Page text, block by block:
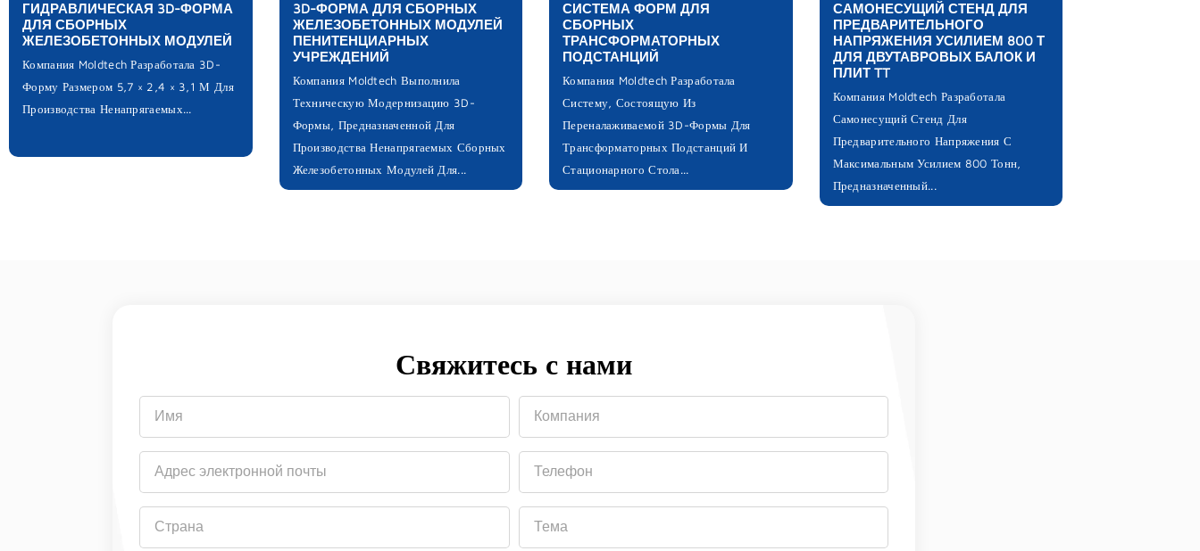
ГИДРАВЛИЧЕСКАЯ 3D-ФОРМА
ДЛЯ СБОРНЫХ
ЖЕЛЕЗОБЕТОННЫХ МОДУЛЕЙ
Компания Moldtech Разработала 3D-
Форму Размером 5,7 × 2,4 × 3,1 М Для
Производства Ненапрягаемых...
3D-ФОРМА ДЛЯ СБОРНЫХ
ЖЕЛЕЗОБЕТОННЫХ МОДУЛЕЙ
ПЕНИТЕНЦИАРНЫХ
УЧРЕЖДЕНИЙ
Компания Moldtech Выполнила
Техническую Модернизацию 3D-
Формы, Предназначенной Для
Производства Ненапрягаемых Сборных
Железобетонных Модулей Для...
СИСТЕМА ФОРМ ДЛЯ
СБОРНЫХ
ТРАНСФОРМАТОРНЫХ
ПОДСТАНЦИЙ
Компания Moldtech Разработала
Систему, Состоящую Из
Переналаживаемой 3D-Формы Для
Трансформаторных Подстанций И
Стационарного Стола...
САМОНЕСУЩИЙ СТЕНД ДЛЯ
ПРЕДВАРИТЕЛЬНОГО
НАПРЯЖЕНИЯ УСИЛИЕМ 800 Т
ДЛЯ ДВУТАВРОВЫХ БАЛОК И
ПЛИТ TT
Компания Moldtech Разработала
Самонесущий Стенд Для
Предварительного Напряжения С
Максимальным Усилием 800 Тонн,
Предназначенный...
Свяжитесь с нами
электронной
почты